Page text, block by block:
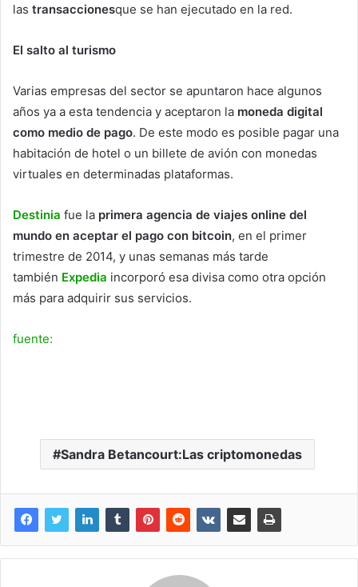
las transaccionesque se han ejecutado en la red.
El salto al turismo
Varias empresas del sector se apuntaron hace algunos
años ya a esta tendencia y aceptaron la moneda digital
como medio de pago. De este modo es posible pagar una
habitación de hotel o un billete de avión con monedas
virtuales en determinadas plataformas.
Destinia fue la primera agencia de viajes online del
mundo en aceptar el pago con bitcoin, en el primer
trimestre de 2014, y unas semanas más tarde
también Expedia incorporó esa divisa como otra opción
más para adquirir sus servicios.
fuente:
Sandra Betancourt:Las criptomonedas